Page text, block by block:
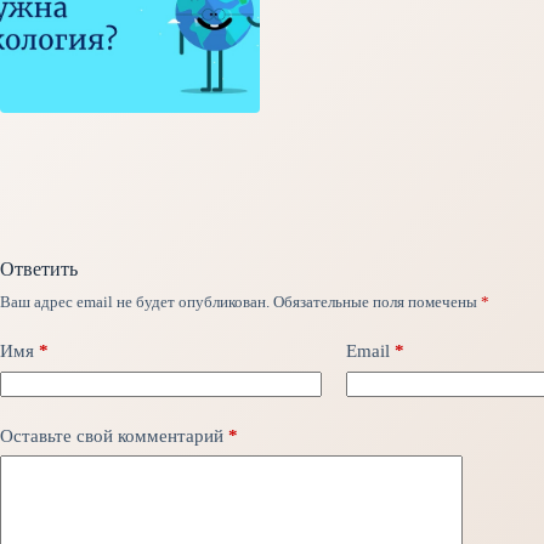
Ответить
Ваш адрес email не будет опубликован. Обязательные поля помечены *
Имя * Email *
Оставьте свой комментарий *